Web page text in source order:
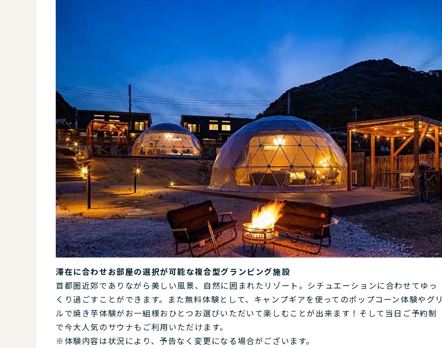
滞在に合わせお部屋の選択が可能な複合型グランピング施設
首都圏近郊でありながら美しい風景、自然に囲まれたリゾート。シチュエーションに合わせてゆっ
くり過ごすことができます。また無料体験として、キャンプギアを使ってのポップコーン体験やグ
ルで焼き芋体験がお一組様おひとつお選びいただいて楽しむことが出来ます！そして当日ご予約制
で今大人気のサウナもご利用いただけます。
※体験内容は状況により、予告なく変更になる場合がございます。